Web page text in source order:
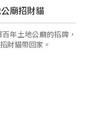
廟招財貓
年土地公廟的招牌，
財貓帶回家。